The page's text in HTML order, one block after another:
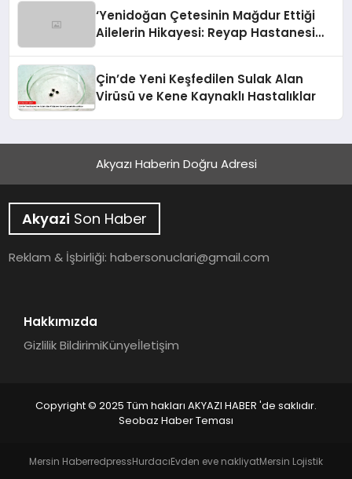
‘Yenidoğan Çetesinin Mağdur Ettiği
Ailelerin Hikayesi: Reyap Hastanesi
Çin’de Yeni Keşfedilen Sulak Alan
Virüsü ve Kene Kaynaklı Hastalıklar
Akyazı Haberin Doğru Adresi
Akyazi Son Haber
Reklam & İşbirliği:habersonuclari@gmail.com
Hakkımızda
Gizlilik BildirimiKünyeİletişim
Copyright © 2025 Tüm hakları AKYAZI HABER 'de saklıdır.
Seobaz Haber Teması
Mersin HaberredpressHurdacıEvden eve nakliyatMersin Lojistik